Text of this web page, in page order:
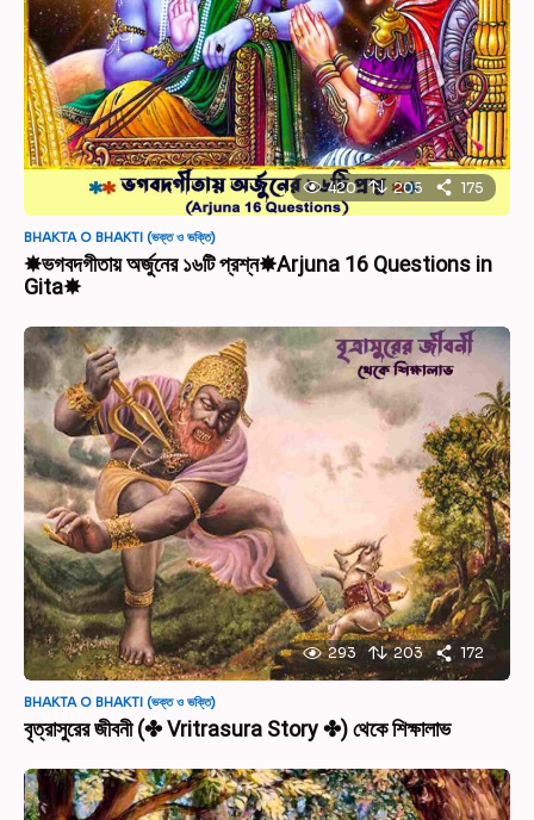
420 205 175
BHAKTA O BHAKTI (ভক্ত ও ভক্তি)
✸ভগবদগীতায় অর্জুনের ১৬টি প্রশ্ন✸Arjuna 16 Questions in
Gita✸
293 203 172
BHAKTA O BHAKTI (ভক্ত ও ভক্তি)
বৃত্রাসুরের জীবনী (✤ Vritrasura Story ✤) থেকে শিক্ষালাভ